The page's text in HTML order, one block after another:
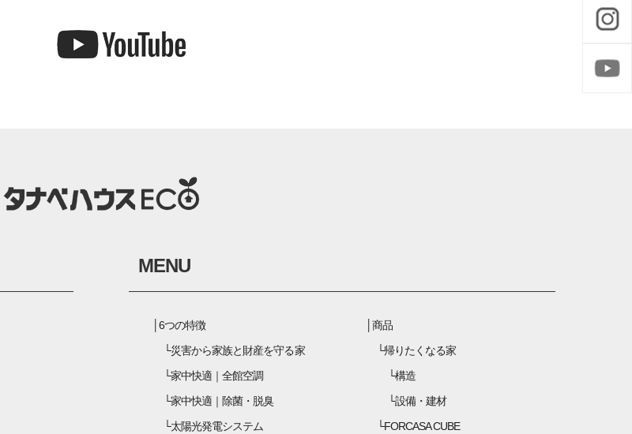
MENU
6つの特徴
災害から家族と財産を守る家
家中快適｜全館空調
家中快適｜除菌・脱臭
太陽光発電システム
商品
帰りたくなる家
構造
設備・建材
FORCASA CUBE